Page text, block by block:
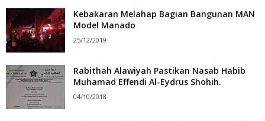
Kebakaran Melahap Bagian Bangunan MAN
Model Manado
25/12/2019
Rabithah Alawiyah Pastikan Nasab Habib
Muhamad Effendi Al-Eydrus Shohih.
04/10/2018